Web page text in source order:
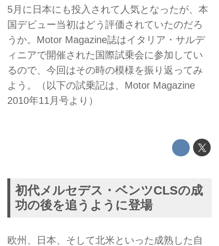
5月に日本にも投入されて人気となったが、本
国デビュー当初はどう評価されていたのだろ
うか。Motor Magazine誌はイタリア・サルデ
ィニアで開催された国際試乗会に参加してい
るので、今回はその時の模様を振り返ってみ
よう。（以下の試乗記は、Motor Magazine
2010年11月号より）
初代メルセデス・ベンツCLSの成
功の後を追うように登場
欧州、日本、そして北米といった成熟した自